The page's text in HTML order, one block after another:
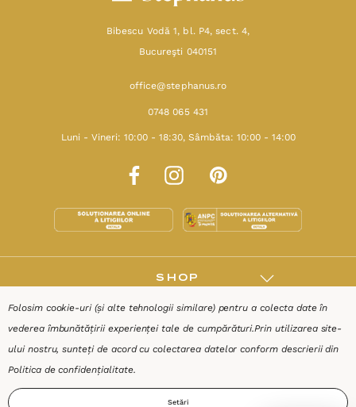
Bibescu Vodă 1, bl. P4, sect. 4,
Bucureşti 040151
office@stephanus.ro
0748 065 431
Luni - Vineri: 10:00 - 18:30, Sâmbăta: 10:00 - 14:00
SHOP
Folosim cookie-uri (și alte tehnologii similare) pentru a colecta date în
vederea îmbunătățirii experienței tale de cumpărături.Prin utilizarea site-
ului nostru, sunteți de acord cu colectarea datelor conform descrierii din
Politica de confidențialitate.
Setări